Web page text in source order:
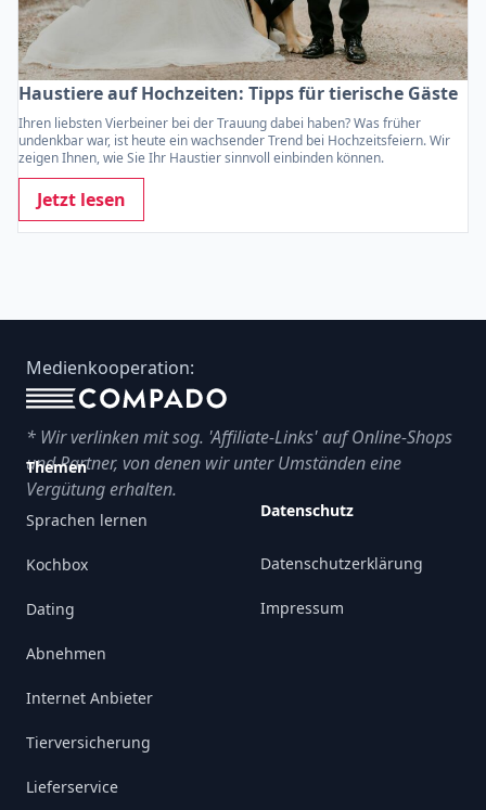
Haustiere auf Hochzeiten: Tipps für tierische Gäste
Ihren liebsten Vierbeiner bei der Trauung dabei haben? Was früher
undenkbar war, ist heute ein wachsender Trend bei Hochzeitsfeiern. Wir
zeigen Ihnen, wie Sie Ihr Haustier sinnvoll einbinden können.
Jetzt lesen
Medienkooperation:
* Wir verlinken mit sog. 'Affiliate-Links' auf Online-Shops
und Partner, von denen wir unter Umständen eine
Vergütung erhalten.
Themen
Sprachen lernen
Kochbox
Dating
Abnehmen
Internet Anbieter
Tierversicherung
Lieferservice
Datenschutz
Datenschutzerklärung
Impressum